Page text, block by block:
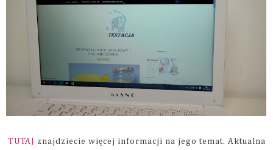
TUTAJ znajdziecie więcej informacji na jego temat. Aktualna